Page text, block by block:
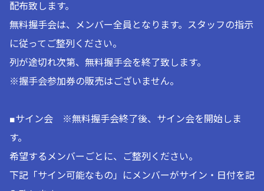
配布致します。
無料握手会は、メンバー全員となります。スタッフの指示
に従ってご整列ください。
列が途切れ次第、無料握手会を終了致します。
※握手会参加券の販売はございません。
■サイン会 ※無料握手会終了後、サイン会を開始しま
す。
希望するメンバーごとに、ご整列ください。
下記「サイン可能なもの」にメンバーがサイン・日付を記